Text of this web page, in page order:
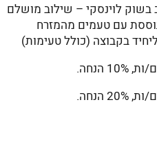
בשוק לוינסקי – שילוב מושלם
עם טעמים מהמזרח